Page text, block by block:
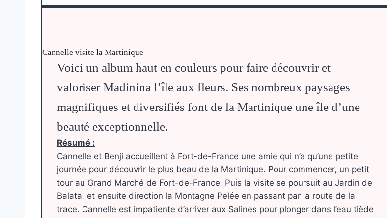
Cannelle visite la Martinique
Voici un album haut en couleurs pour faire découvrir et
valoriser Madinina l’île aux fleurs. Ses nombreux paysages
magnifiques et diversifiés font de la Martinique une île d’une
beauté exceptionnelle.
Résumé :
Cannelle et Benji accueillent à Fort-de-France une amie qui n’a qu’une petite
journée pour découvrir le plus beau de la Martinique. Pour commencer, un petit
tour au Grand Marché de Fort-de-France. Puis la visite se poursuit au Jardin de
Balata, et ensuite direction la Montagne Pelée en passant par la route de la
trace. Cannelle est impatiente d’arriver aux Salines pour plonger dans l’eau tiède